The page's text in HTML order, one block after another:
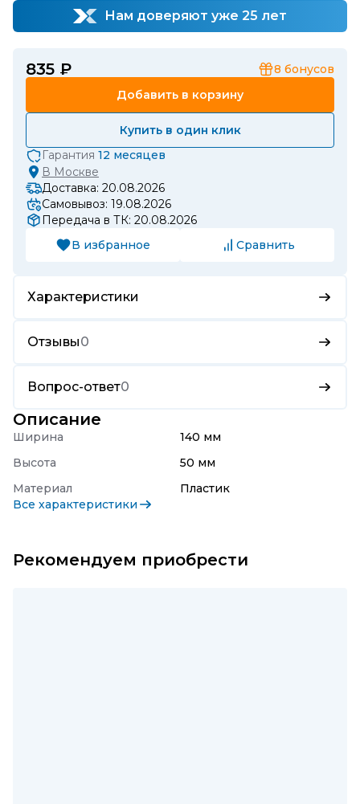
Нам доверяют уже 25 лет
835 ₽ 8 бонусов
Добавить в корзину
Купить в один клик
Гарантия 12 месяцев
В Москве
Доставка: 20.08.2026
Самовывоз: 19.08.2026
Передача в ТК: 20.08.2026
В избранное
Сравнить
Характеристики
Отзывы0
Вопрос-ответ0
Описание
Ширина
140 мм
Высота
50 мм
Материал
Пластик
Все характеристики
Рекомендуем приобрести